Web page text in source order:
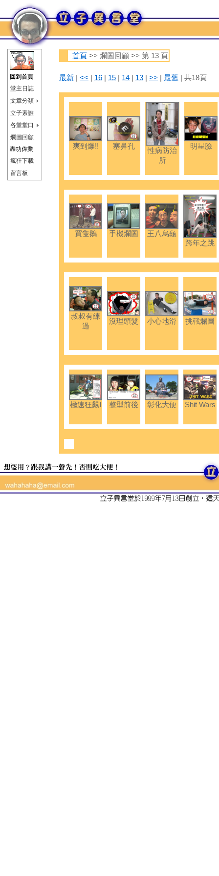
回到首頁
堂主日誌
文章分類
立子素誰
各堂堂口
爛圖回顧
轟功偉業
瘋狂下載
留言板
首頁 >> 爛圖回顧 >> 第 13 頁
最新 << 16 15 14 13 >> 最舊 | 共18頁
爽到爆!! 塞鼻孔
性病防治
所
明星臉
買隻鵝 手機爛圖
王八烏龜
跨年之跳
叔叔有練
過
沒理頭髮 小心地滑 挑戰爛圖
極速狂飆Ⅰ 整型前後 彰化大便 Shit Wars